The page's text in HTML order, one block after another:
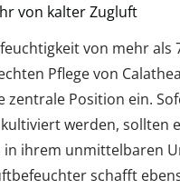
von kalter Zugluft
von mehr als
Pflege von
zentrale Position ein.
werden, sollten
ihrem unmittelbaren
schafft